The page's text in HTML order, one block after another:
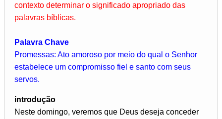
contexto determinar o significado apropriado das
palavras bíblicas.
Palavra Chave
Promessas: Ato amoroso por meio do qual o Senhor
estabelece um compromisso fiel e santo com seus
servos.
introdução
Neste domingo, veremos que Deus deseja conceder